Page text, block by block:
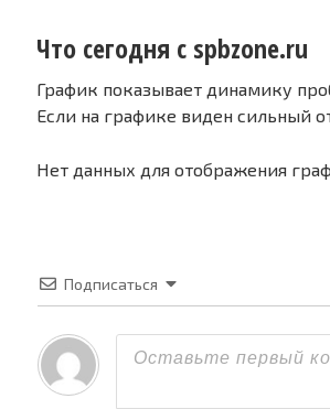
Что сегодня с spbzone.ru
График показывает динамику
Если на графике виден сильный
Нет данных для отображения
Подписаться